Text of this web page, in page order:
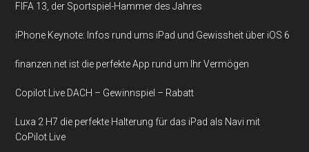
FIFA 13, der Sportspiel-Hammer des Jahres
iPhone Keynote: Infos rund ums iPad und Gewissheit über iOS 6
finanzen.net ist die perfekte App rund um Ihr Vermögen
Copilot Live DACH – Gewinnspiel – Rabatt
Luxa 2 H7 die perfekte Halterung für das iPad als Navi mit
CoPilot Live